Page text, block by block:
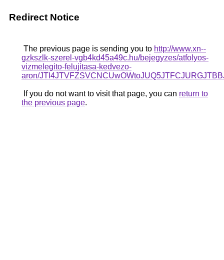
Redirect Notice
The previous page is sending you to http://www.xn--
gzkszlk-szerel-vgb4kd45a49c.hu/bejegyzes/atfolyos-
vizmelegito-felujitasa-kedvezo-
aron/
If you do not want to visit that page, you can return to
the previous page.